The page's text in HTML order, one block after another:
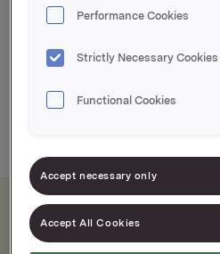
Varenummer:
Langformfromasj som gir
Næringsinnhold
Performance Cookies
Strictly Necessary Cookies
Functional Cookies
Accept necessary only
Accept All Cookies